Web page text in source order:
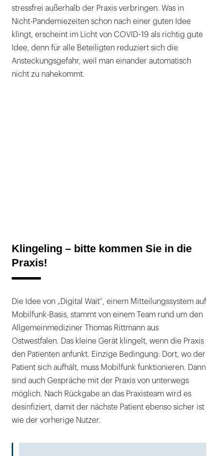
stressfrei außerhalb der Praxis verbringen. Was in
Nicht-Pandemiezeiten schon nach einer guten Idee
klingt, erscheint im Licht von COVID-19 als richtig gute
Idee, denn für alle Beteiligten reduziert sich die
Ansteckungsgefahr, weil man einander automatisch
nicht zu nahekommt.
Klingeling – bitte kommen Sie in die
Praxis!
Die Idee von „Digital Wait“, einem Mitteilungssystem auf
Mobilfunk-Basis, stammt von einem Team rund um den
Allgemeinmediziner Thomas Rittmann aus
Ostwestfalen. Das kleine Gerät klingelt, wenn die Praxis
den Patienten anfunkt. Einzige Bedingung: Dort, wo der
Patient sich aufhält, muss Mobilfunk funktionieren. Dann
sind auch Gespräche mit der Praxis von unterwegs
möglich. Nach Rückgabe an das Praxisteam wird es
desinfiziert, damit der nächste Patient ebenso sicher ist
wie der vorherige Nutzer.